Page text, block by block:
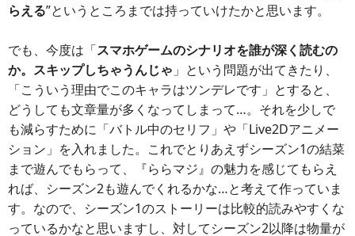
らえる”というところまでは持っていけたかと思います。
でも、今度は「スマホゲームのシナリオを誰が深く読むの
か。スキップしちゃうんじゃ 」という問題が出てきたり、
「こういう理由でこのキャラはツンデレです」とすると、
どうしても文章量が多くなってしまって…。それを少しで
も減らすために「バトル中のセリフ」や「Live2Dアニメー
ション」を入れました。これでとりあえずシーズン1の結菜
まで遊んでもらって、『ららマジ』の魅力を感じてもらえ
れば、シーズン2も遊んでくれるかな…と考えて作っていま
す。なので、シーズン1のストーリーは比較的読みやすくな
っているかなと思いますし、対してシーズン2以降は物量が